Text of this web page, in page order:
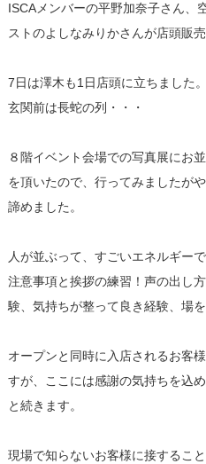
ISCAメンバーの平野加奈子さん、
ストのよしなみりかさんが店頭販
7日は澤木も1日店頭に立ちました
玄関前は長蛇の列・・・
８階イベント会場での写真展にお
を頂いたので、行ってみましたが
諦めました。
人が並ぶって、すごいエネルギー
注意事項と挨拶の練習！声の出し
験、気持ちが整って良き経験、場
オープンと同時に入店されるお客
すが、ここには感謝の気持ちを込
と続きます。
現場で知らないお客様に接するこ